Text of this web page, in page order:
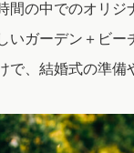
間の中でのオリジ
いガーデン＋ビー
で、結婚式の準備